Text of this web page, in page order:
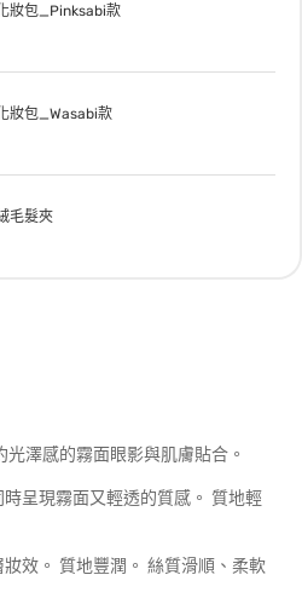
妝包_Pinksabi款
妝包_Wasabi款
毛髮夾
澤感的霧面眼影與肌膚貼合。
呈現霧面又輕透的質感。 質地輕
效。 質地豐潤。 絲質滑順、柔軟